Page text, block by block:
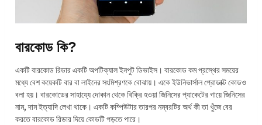
বারকোড কি?
একটি বারকোড রিডার একটি অপটিক্যাল ইনপুট ডিভাইস। বারকোড কম প্রস্থের সময়ের
মধ্যে বেশ কয়েকটি বার বা লাইনের সংমিশ্রণকে বোঝায়। একে ইউনিভার্সাল প্রোডাক্ট কোডও
বলা হয়। বারকোডের সাহায্যে দোকান থেকে বিক্রি হওয়া জিনিসের প্যাকেটের গায়ে জিনিসের
নাম, দাম ইত্যাদি লেখা থাকে। একটি কম্পিউটার তারপর নম্বরটির অর্থ কী তা খুঁজে বের
করতে বারকোড রিডার দিয়ে কোডটি পড়তে পারে।